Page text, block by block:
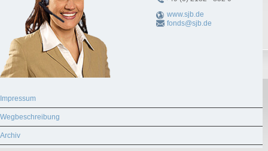
www.sjb.de
fonds@sjb.de
Impressum
Wegbeschreibung
Archiv